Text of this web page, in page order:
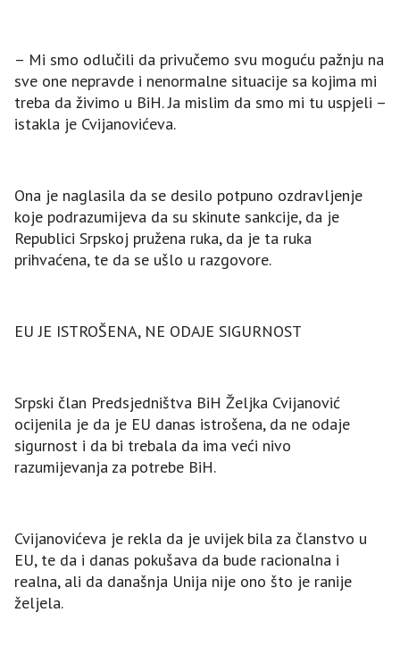
– Mi smo odlučili da privučemo svu moguću pažnju na
sve one nepravde i nenormalne situacije sa kojima mi
treba da živimo u BiH. Јa mislim da smo mi tu uspjeli –
istakla je Cvijanovićeva.
Ona je naglasila da se desilo potpuno ozdravljenje
koje podrazumijeva da su skinute sankcije, da je
Republici Srpskoj pružena ruka, da je ta ruka
prihvaćena, te da se ušlo u razgovore.
EU ЈE ISTROŠENA, NE ODAЈE SIGURNOST
Srpski član Predsjedništva BiH Željka Cvijanović
ocijenila je da je EU danas istrošena, da ne odaje
sigurnost i da bi trebala da ima veći nivo
razumijevanja za potrebe BiH.
Cvijanovićeva je rekla da je uvijek bila za članstvo u
EU, te da i danas pokušava da bude racionalna i
realna, ali da današnja Unija nije ono što je ranije
željela.